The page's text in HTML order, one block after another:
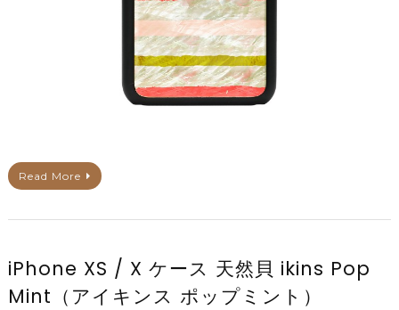
Read More
iPhone XS / X ケース 天然貝 ikins Pop
Mint（アイキンス ポップミント）